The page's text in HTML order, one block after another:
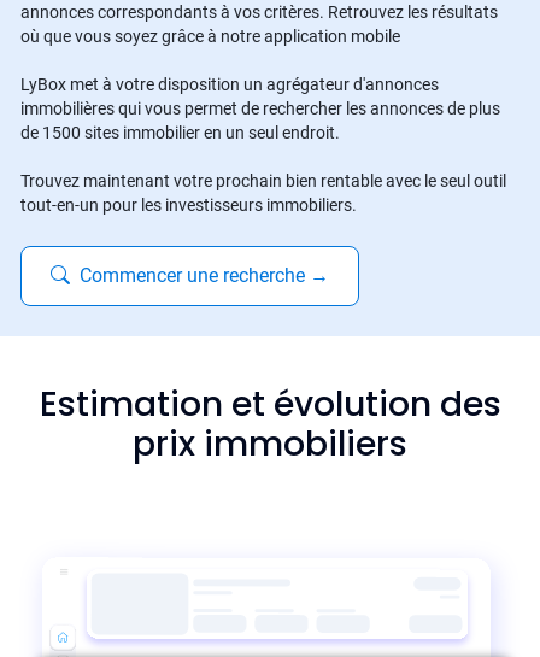
annonces correspondants à vos critères. Retrouvez les résultats
où que vous soyez grâce à notre application mobile
LyBox met à votre disposition un agrégateur d'annonces
immobilières qui vous permet de rechercher les annonces de plus
de 1500 sites immobilier en un seul endroit.
Trouvez maintenant votre prochain bien rentable avec le seul outil
tout-en-un pour les investisseurs immobiliers.
Commencer une recherche →
Estimation et évolution des
prix immobiliers